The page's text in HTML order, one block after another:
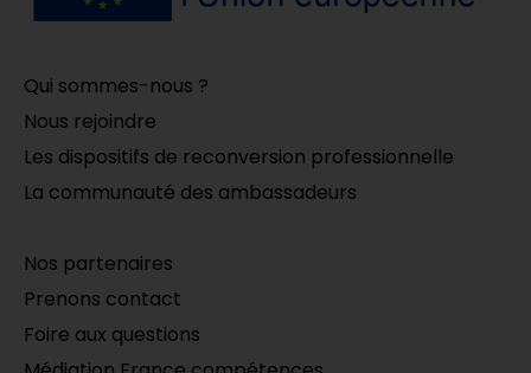
Qui sommes-nous ?
Nous rejoindre
Les dispositifs de reconversion professionnelle
La communauté des ambassadeurs
Nos partenaires
Prenons contact
Foire aux questions